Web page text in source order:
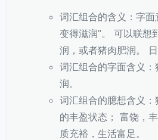
词汇组合的含义：字面
变得滋润”。 可以联想
润，或者猪肉肥润。 日
词汇组合的字面含义
润。
词汇组合的臆想含义
的丰盈状态； 富饶，
质充裕，生活富足。